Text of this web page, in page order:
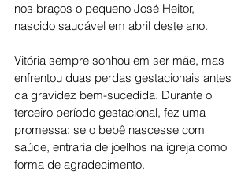
nos braços o pequeno José Heitor,
nascido saudável em abril deste ano.
Vitória sempre sonhou em ser mãe, mas
enfrentou duas perdas gestacionais antes
da gravidez bem-sucedida. Durante o
terceiro período gestacional, fez uma
promessa: se o bebê nascesse com
saúde, entraria de joelhos na igreja como
forma de agradecimento.